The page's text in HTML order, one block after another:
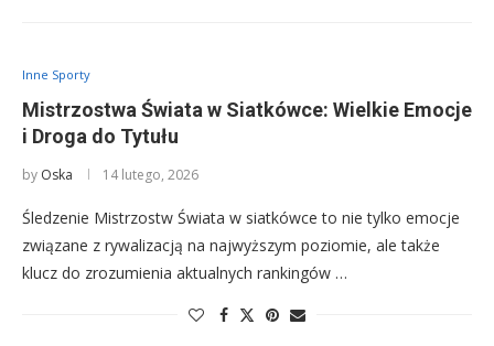
Inne Sporty
Mistrzostwa Świata w Siatkówce: Wielkie Emocje
i Droga do Tytułu
by Oska 14 lutego, 2026
Śledzenie Mistrzostw Świata w siatkówce to nie tylko emocje
związane z rywalizacją na najwyższym poziomie, ale także
klucz do zrozumienia aktualnych rankingów …